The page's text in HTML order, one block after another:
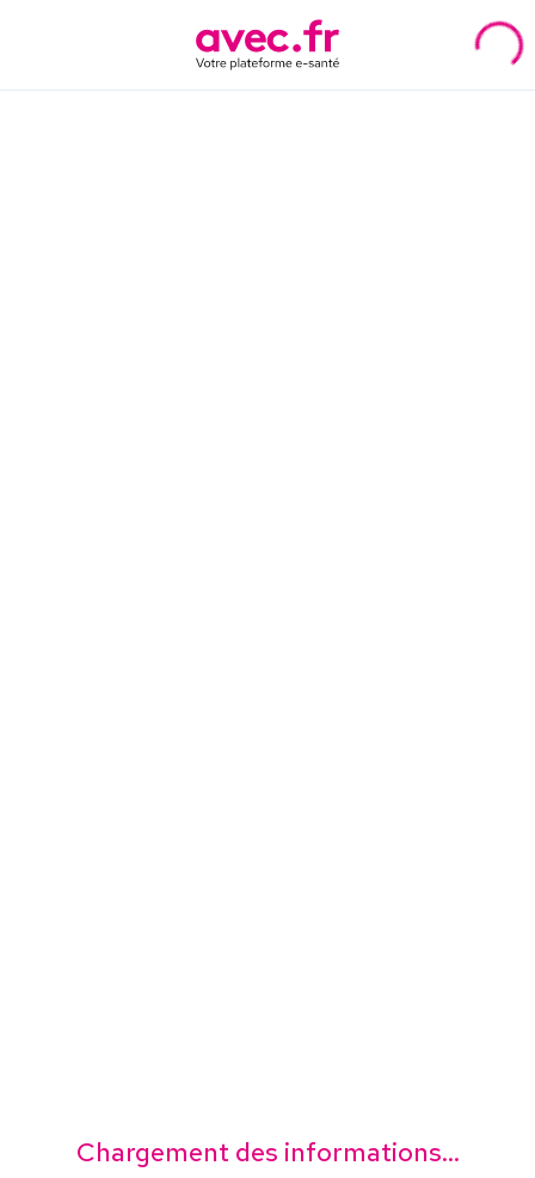
Chargement des informations...